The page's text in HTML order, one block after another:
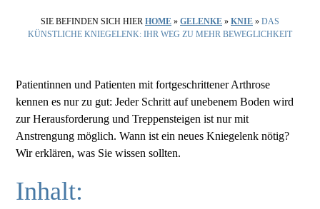
SIE BEFINDEN SICH HIER HOME » GELENKE » KNIE » DAS
KÜNSTLICHE KNIEGELENK: IHR WEG ZU MEHR BEWEGLICHKEIT
Patientinnen und Patienten mit fortgeschrittener Arthrose
kennen es nur zu gut: Jeder Schritt auf unebenem Boden wird
zur Herausforderung und Treppensteigen ist nur mit
Anstrengung möglich. Wann ist ein neues Kniegelenk nötig?
Wir erklären, was Sie wissen sollten.
Inhalt: